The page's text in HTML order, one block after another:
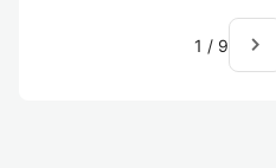
1 / 9 navigate_next